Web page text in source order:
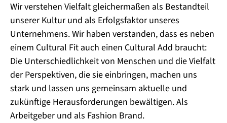
Wir verstehen Vielfalt gleichermaßen als Bestandteil
unserer Kultur und als Erfolgsfaktor unseres
Unternehmens. Wir haben verstanden, dass es neben
einem Cultural Fit auch einen Cultural Add braucht:
Die Unterschiedlichkeit von Menschen und die Vielfalt
der Perspektiven, die sie einbringen, machen uns
stark und lassen uns gemeinsam aktuelle und
zukünftige Herausforderungen bewältigen. Als
Arbeitgeber und als Fashion Brand.